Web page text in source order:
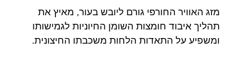
מזג האוויר החורפי גורם ליובש בעור, מאיץ את
תהליך איבוד חומצות השומן החיוניות לגמישותו
ומשפיע על התאדות הלחות משכבתו החיצונית.